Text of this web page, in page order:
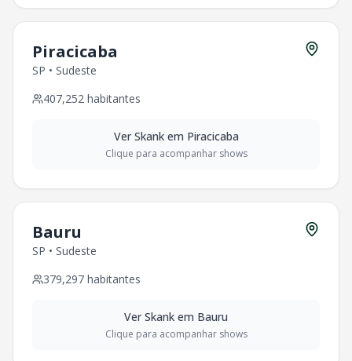
Piracicaba
SP • Sudeste
407,252 habitantes
VerSkankem Piracicaba
Clique para acompanhar shows
Bauru
SP • Sudeste
379,297 habitantes
VerSkank em Bauru
Clique para acompanhar shows